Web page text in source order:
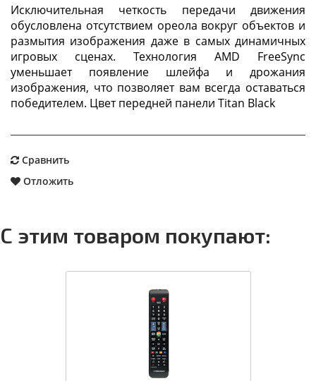
Исключительная четкость передачи движения
обусловлена отсутствием ореола вокруг объектов и
размытия изображения даже в самых динамичных
игровых сценах. Технология AMD FreeSync
уменьшает появление шлейфа и дрожания
изображения, что позволяет вам всегда оставаться
победителем. Цвет передней панели Titan Black
Сравнить
Отложить
С этим товаром покупают: